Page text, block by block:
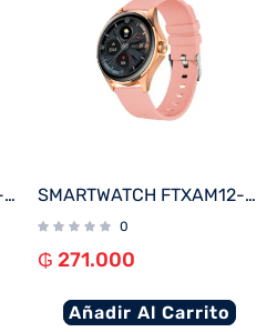
SMARTWATCH FTXAM12-RGW 49MM ROSE GOLD/GRIS ANDROID/IOS/BT/FREC. CARD SMARTWATCH FTXAM12-RGP 49MM ROSE GOLD/ROSA ANDROID/IOS/BT/FREC. CARD
0
₲ 271.000
Añadir Al Carrito